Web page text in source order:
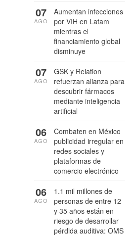
Aumentan infecciones
por VIH en Latam
mientras el
financiamiento global
disminuye
07
AGO
GSK y Relation
refuerzan alianza para
descubrir fármacos
mediante inteligencia
artificial
07
AGO
Combaten en México
publicidad irregular en
redes sociales y
plataformas de
comercio electrónico
06
AGO
1.1 mil millones de
personas de entre 12
y 35 años están en
riesgo de desarrollar
pérdida auditiva: OMS
06
AGO